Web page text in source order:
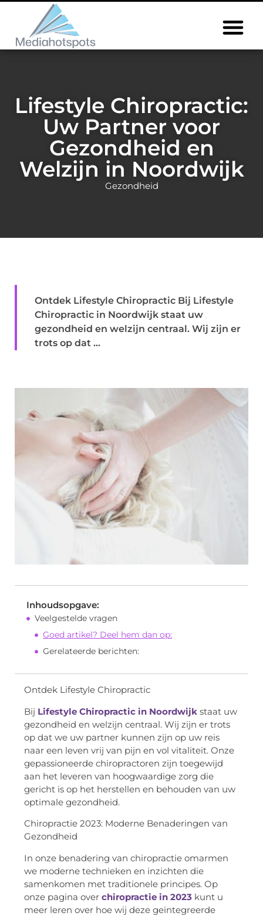
Lifestyle Chiropractic:
Uw Partner voor
Gezondheid en
Welzijn in Noordwijk
Gezondheid
Ontdek Lifestyle Chiropractic Bij Lifestyle
Chiropractic in Noordwijk staat uw
gezondheid en welzijn centraal. Wij zijn er
trots op dat ...
Inhoudsopgave:
Veelgestelde vragen
Goed artikel? Deel hem dan op:
Gerelateerde berichten:
Ontdek Lifestyle Chiropractic
Bij Lifestyle Chiropractic in Noordwijk staat uw
gezondheid en welzijn centraal. Wij zijn er trots
op dat we uw partner kunnen zijn op uw reis
naar een leven vrij van pijn en vol vitaliteit. Onze
gepassioneerde chiropractoren zijn toegewijd
aan het leveren van hoogwaardige zorg die
gericht is op het herstellen en behouden van uw
optimale gezondheid.
Chiropractie 2023: Moderne Benaderingen van
Gezondheid
In onze benadering van chiropractie omarmen
we moderne technieken en inzichten die
samenkomen met traditionele principes. Op
onze pagina over chiropractie in 2023 kunt u
meer leren over hoe wij deze geïntegreerde